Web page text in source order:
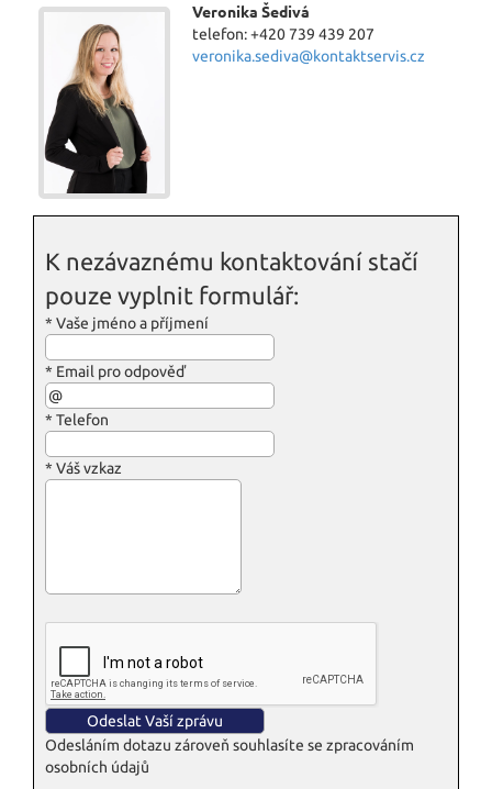
Veronika Šedivá
telefon: +420 739 439 207
veronika.sediva@kontaktservis.cz
K nezávaznému kontaktování stačí
pouze vyplnit formulář:
* Vaše jméno a příjmení
* Email pro odpověď
* Telefon
* Váš vzkaz
Odesláním dotazu zároveň souhlasíte se zpracováním
osobních údajů